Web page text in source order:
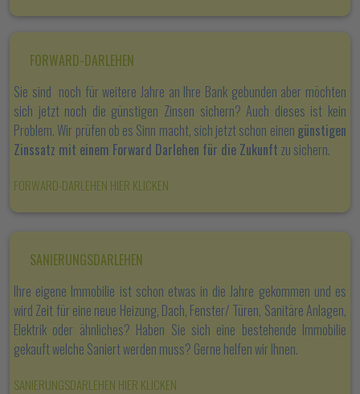
FORWARD-DARLEHEN
Sie sind noch für weitere Jahre an Ihre Bank gebunden aber möchten
sich jetzt noch die günstigen Zinsen sichern? Auch dieses ist kein
Problem. Wir prüfen ob es Sinn macht, sich jetzt schon einen günstigen
Zinssatz mit einem Forward Darlehen für die Zukunft zu sichern.
FORWARD-DARLEHEN HIER KLICKEN
SANIERUNGSDARLEHEN
Ihre eigene Immobilie ist schon etwas in die Jahre gekommen und es
wird Zeit für eine neue Heizung, Dach, Fenster/ Türen, Sanitäre Anlagen,
Elektrik oder ähnliches? Haben Sie sich eine bestehende Immobilie
gekauft welche Saniert werden muss? Gerne helfen wir Ihnen.
SANIERUNGSDARLEHEN HIER KLICKEN